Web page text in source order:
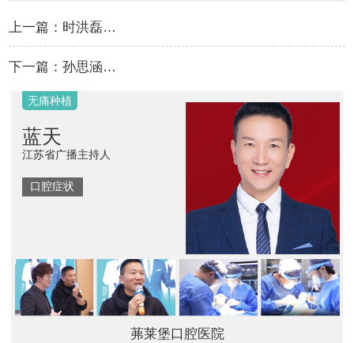
上一篇： 时洪磊…
下一篇：孙思涵…
无痛种植
蓝天
江苏省广播主持人
口腔症状
茀莱堡口腔医院